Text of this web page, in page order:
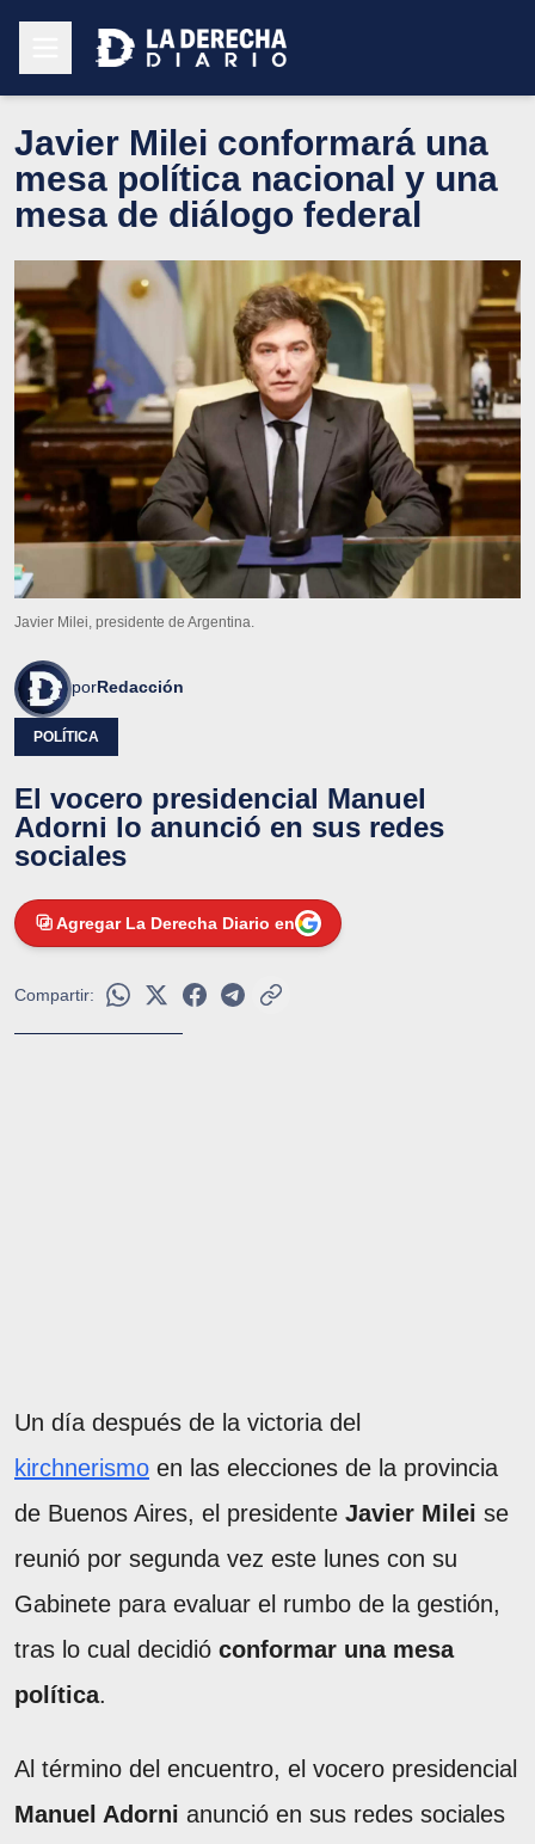
Javier Milei conformará una
mesa política nacional y una
mesa de diálogo federal
Javier Milei, presidente de Argentina.
porRedacción
POLÍTICA
El vocero presidencial Manuel
Adorni lo anunció en sus redes
sociales
Agregar La Derecha Diario en
Compartir:
Un día después de la victoria del
kirchnerismo en las elecciones de la provincia
de Buenos Aires, el presidente Javier Milei se
reunió por segunda vez este lunes con su
Gabinete para evaluar el rumbo de la gestión,
tras lo cual decidió conformar una mesa
política.
Al término del encuentro, el vocero presidencial
Manuel Adorni anunció en sus redes sociales